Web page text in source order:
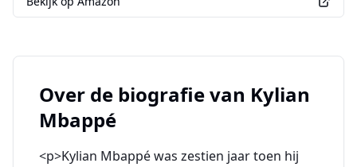
Over de biografie van Kylian
Mbappé
<p>Kylian Mbappé was zestien jaar toen hij